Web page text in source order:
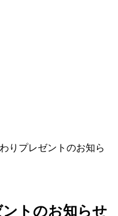
りプレゼントのお知ら
トのお知らせ